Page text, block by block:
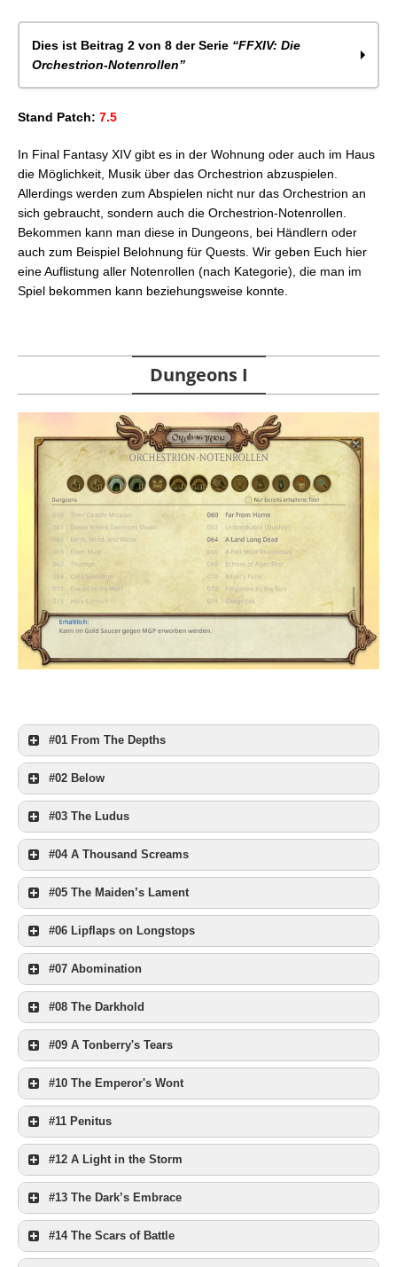
Dies ist Beitrag 2 von 8 der Serie “FFXIV: Die
Orchestrion-Notenrollen”
FFXIV: Orchestrion-Notenrollen – Orte I + II
FFXIV: Orchestrion-Notenrollen – Primae
FFXIV: Orchestrion-Notenrollen – Raids I + II
FFXIV: Orchestrion-Notenrollen – Andere & Aufträge
FFXIV: Orchestrion-Notenrollen – Saisonales
Ereignis
FFXIV: Orchestrion-Notenrollen – Umgebung
FFXIV: Orchestrion-Notenrollen – FFXIV Online Store
& Item Codes
Stand Patch: 7.5
In Final Fantasy XIV gibt es in der Wohnung oder auch im Haus
die Möglichkeit, Musik über das Orchestrion abzuspielen.
Allerdings werden zum Abspielen nicht nur das Orchestrion an
sich gebraucht, sondern auch die Orchestrion-Notenrollen.
Bekommen kann man diese in Dungeons, bei Händlern oder
auch zum Beispiel Belohnung für Quests. Wir geben Euch hier
eine Auflistung aller Notenrollen (nach Kategorie), die man im
Spiel bekommen kann beziehungsweise konnte.
Dungeons I
#01 From The Depths
#02 Below
#03 The Ludus
#04 A Thousand Screams
#05 The Maiden’s Lament
#06 Lipflaps on Longstops
#07 Abomination
#08 The Darkhold
#09 A Tonberry's Tears
#10 The Emperor's Wont
#11 Penitus
#12 A Light in the Storm
#13 The Dark’s Embrace
#14 The Scars of Battle